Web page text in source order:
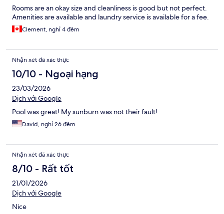
Rooms are an okay size and cleanliness is good but not perfect.
Amenities are available and laundry service is available for a fee.
Clement, nghỉ 4 đêm
Nhận xét đã xác thực
10/10 - Ngoại hạng
23/03/2026
Dịch với Google
Pool was great! My sunburn was not their fault!
David, nghỉ 26 đêm
Nhận xét đã xác thực
8/10 - Rất tốt
21/01/2026
Dịch với Google
Nice